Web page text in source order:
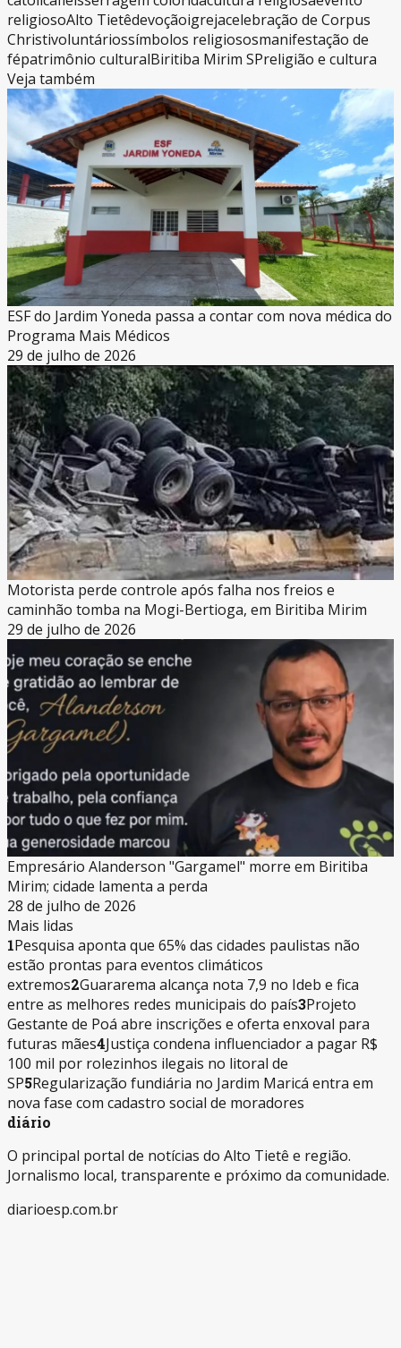
religiosoAlto Tietêdevoçãoigrejacelebração de Corpus
Christivoluntáriossímbolos religiososmanifestação de
fépatrimônio culturalBiritiba Mirim SPreligião e cultura
Veja também
ESF do Jardim Yoneda passa a contar com nova médica do
Programa Mais Médicos
29 de julho de 2026
Motorista perde controle após falha nos freios e
caminhão tomba na Mogi-Bertioga, em Biritiba Mirim
29 de julho de 2026
Empresário Alanderson "Gargamel" morre em Biritiba
Mirim; cidade lamenta a perda
28 de julho de 2026
Mais lidas
1Pesquisa aponta que 65% das cidades paulistas não
estão prontas para eventos climáticos
extremos2Guararema alcança nota 7,9 no Ideb e fica
entre as melhores redes municipais do país3Projeto
Gestante de Poá abre inscrições e oferta enxoval para
futuras mães4Justiça condena influenciador a pagar R$
100 mil por rolezinhos ilegais no litoral de
SP5Regularização fundiária no Jardim Maricá entra em
nova fase com cadastro social de moradores
diário
O principal portal de notícias do Alto Tietê e região.
Jornalismo local, transparente e próximo da comunidade.
diarioesp.com.br